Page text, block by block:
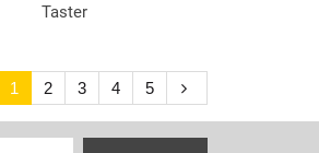
Taster
1 2 3 4 5